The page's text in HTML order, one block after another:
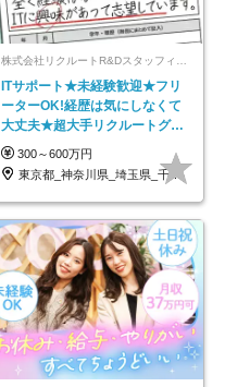
ITサポート★未経験歓迎★フリ
ーターOK!経歴は気にしなくて
大丈夫★超大手リクルートグル
ープの正社員/sg
300～600万円
東京都_神奈川県_埼玉県_千葉県_大阪府…